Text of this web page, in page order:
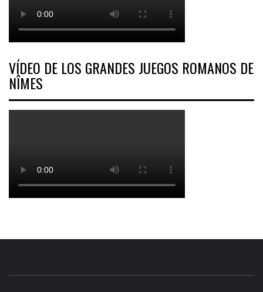
VÍDEO DE LOS GRANDES JUEGOS ROMANOS DE
NÎMES